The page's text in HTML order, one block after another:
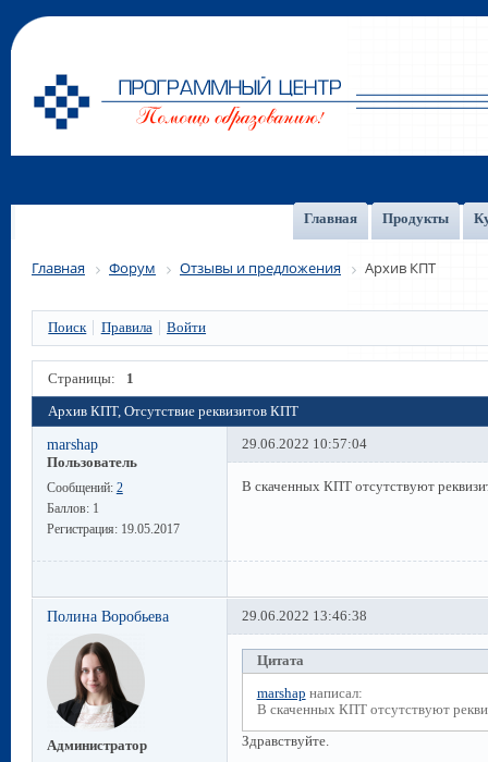
Главная Продукты
Главная Форум Отзывы и предложения Архив КПТ
Поиск Правила Войти
Страницы: 1
Архив КПТ, Отсутствие реквизитов КПТ
marshap
Пользователь
Сообщений: 2
Баллов: 1
Регистрация: 19.05.2017
29.06.2022 10:57:04
В скаченных КПТ отсутствуют
Полина Воробьева
Администратор
29.06.2022 13:46:38
Цитата
marshap написал:
В скаченных КПТ отсутствуют
Здравствуйте.